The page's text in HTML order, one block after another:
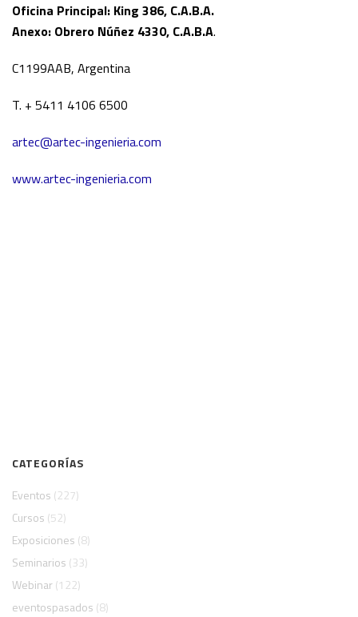
Oficina Principal: King 386, C.A.B.A.
Anexo: Obrero Núñez 4330, C.A.B.A.
C1199AAB, Argentina
T. + 5411 4106 6500
artec@artec-ingenieria.com
www.artec-ingenieria.com
CATEGORÍAS
Eventos (227)
Cursos (52)
Exposiciones (8)
Seminarios (33)
Webinar(122)
eventospasados (8)